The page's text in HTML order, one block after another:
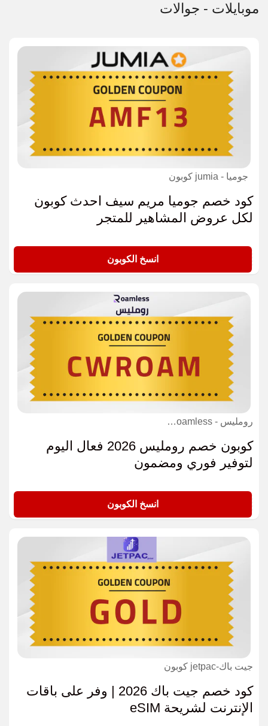
موبايلات - جوالات
جوميا - jumia كوبون
كود خصم جوميا مريم سيف احدث كوبون
لكل عروض المشاهير للمتجر
انسخ الكوبون
رومليس - Roamless كوبون
كوبون خصم رومليس 2026 فعال اليوم
لتوفير فوري ومضمون
انسخ الكوبون
جيت باك-jetpac كوبون
كود خصم جيت باك 2026 | وفر على باقات
الإنترنت لشريحة eSIM